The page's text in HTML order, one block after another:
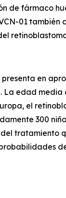
de fármaco
01 también
en
La edad media
el
300
tratamiento